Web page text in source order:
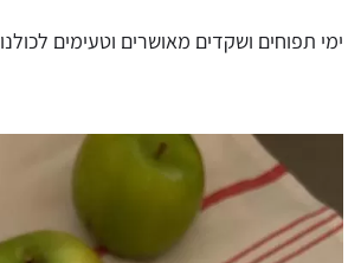
ימי תפוחים ושקדים מאושרים וטעימים לכולנו